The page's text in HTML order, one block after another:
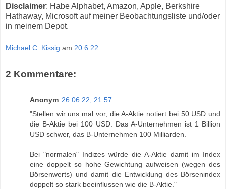
Disclaimer: Habe Alphabet, Amazon, Apple, Berkshire
Hathaway, Microsoft auf meiner Beobachtungsliste und/oder
in meinem Depot.
Michael C. Kissig am 20.6.22
2 Kommentare:
Anonym 26.06.22, 21:57
"Stellen wir uns mal vor, die A-Aktie notiert bei 50 USD und
die B-Aktie bei 100 USD. Das A-Unternehmen ist 1 Billion
USD schwer, das B-Unternehmen 100 Milliarden.
Bei "normalen" Indizes würde die A-Aktie damit im Index
eine doppelt so hohe Gewichtung aufweisen (wegen des
Börsenwerts) und damit die Entwicklung des Börsenindex
doppelt so stark beeinflussen wie die B-Aktie."